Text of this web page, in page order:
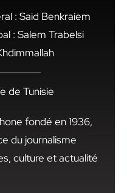
: Said Benkraiem
: Salem Trabelsi
de Tunisie
fondé en 1936,
du journalisme
culture et actualité